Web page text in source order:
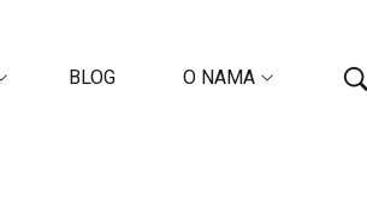
BLOG O NAMA